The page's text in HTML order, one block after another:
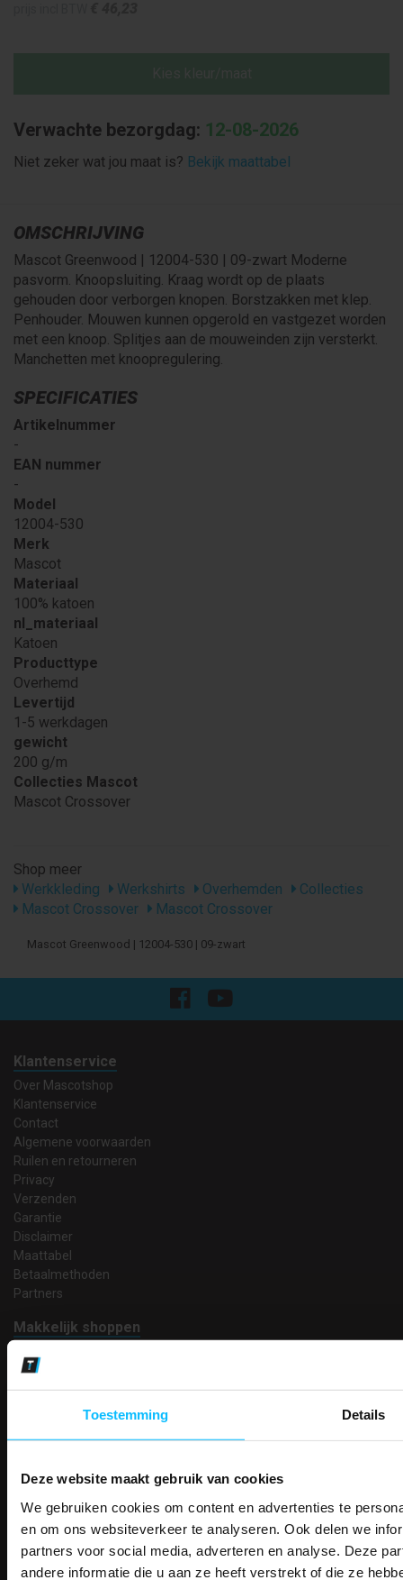
Toestemming Details
Deze website maakt gebruik van cookies
We gebruiken cookies om content en advertenties te
en om ons websiteverkeer te analyseren. Ook delen we
partners voor social media, adverteren en analyse. Deze
andere informatie die u aan ze heeft verstrekt of die ze
Verwachte bezorgdag: 12-08-2026
Niet zeker wat jou maat is? Bekijk maattabel
OMSCHRIJVING
Mascot Greenwood | 12004-530 | 09-zwart Moderne
pasvorm. Knoopsluiting. Kraag wordt op de plaats
gehouden door verborgen knopen. Borstzakken met klep.
Penhouder. Mouwen kunnen opgerold en vastgezet worden
met een knoop. Splitjes aan de mouweinden zijn versterkt.
Manchetten met knoopregulering.
SPECIFICATIES
Artikelnummer
-
EAN nummer
-
Model
12004-530
Merk
Mascot
Materiaal
100% katoen
nl_materiaal
Katoen
Producttype
Overhemd
Levertijd
1-5 werkdagen
gewicht
200 g/m
Collecties Mascot
Mascot Crossover
Shop meer
Werkkleding
Werkshirts Overhemden
Collecties
Mascot Crossover
Mascot Crossover
Mascot Greenwood | 12004-530 | 09-zwart
Klantenservice
Over Mascotshop
Klantenservice
Contact
Algemene voorwaarden
Ruilen en retourneren
Privacy
Verzenden
Garantie
Disclaimer
Maattabel
Betaalmethoden
Partners
Makkelijk shoppen
Bedruk- en borduurservice
14 Dagen tijd om te herroepen
Betaalwijze
Inschrijven
ONTVANG
KORTING OP
PAK